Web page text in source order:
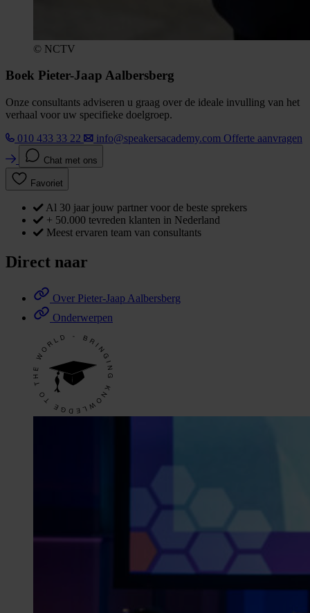
© NCTV
Boek Pieter-Jaap Aalbersberg
Onze consultants adviseren u graag over de ideale invulling van het
verhaal voor uw specifieke doelgroep.
010 433 33 22
info@speakersacademy.com Offerte aanvragen
Chat met ons
Favoriet
Al 30 jaar jouw partner voor de beste sprekers
+ 50.000 tevreden klanten in Nederland
Meest ervaren team van consultants
Direct naar
Over Pieter-Jaap Aalbersberg
Onderwerpen